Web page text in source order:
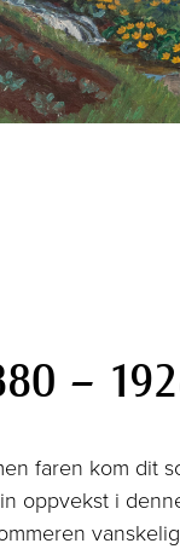
–
faren kom dit
oppvekst i